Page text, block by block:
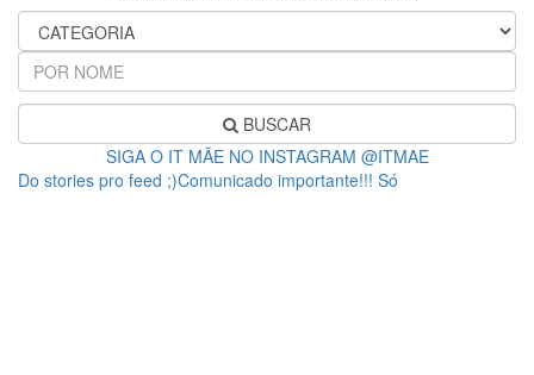
BUSCAR
SIGA O IT MÃE NO INSTAGRAM @ITMAE
Do stories pro feed ;)Comunicado importante!!! Só